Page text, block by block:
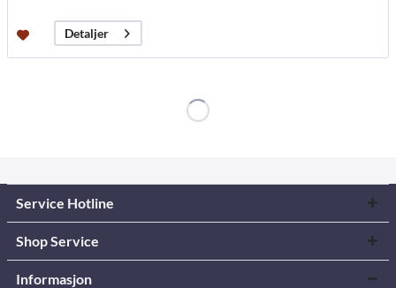
Detaljer
Service Hotline
Shop Service
Informasjon